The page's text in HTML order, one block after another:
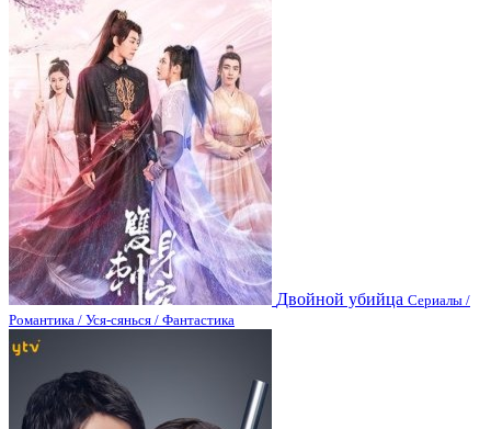
Двойной убийца Сериалы /
Романтика / Уся-сянься / Фантастика